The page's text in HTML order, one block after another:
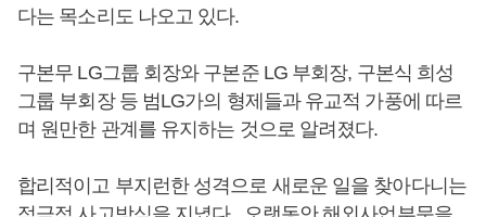
다는 목소리도 나오고 있다.
구본무 LG그룹 회장와 구본준 LG 부회장, 구본식 희성
그룹 부회장 등 범LG가의 형제들과 유교적 가풍에 따르
며 원만한 관계를 유지하는 것으로 알려졌다.
합리적이고 부지런한 성격으로 새로운 일을 찾아다니는